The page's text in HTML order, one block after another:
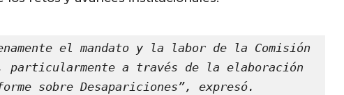
el mandato y la labor de la Comisión
particularmente a través de la elaboración
sobre Desapariciones”, expresó.